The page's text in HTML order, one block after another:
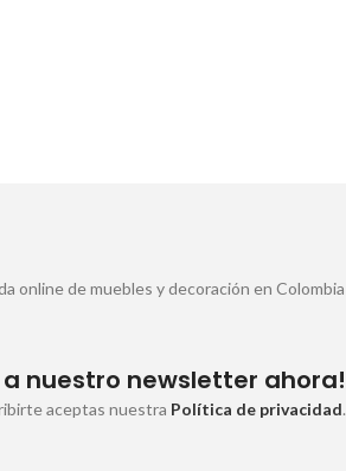
a nuestro newsletter ahora!
aceptas nuestra Política de privacidad.